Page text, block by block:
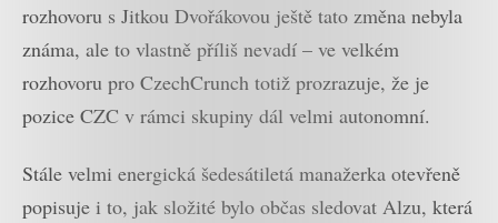
rozhovoru s Jitkou Dvořákovou ještě tato změna nebyla
známa, ale to vlastně příliš nevadí – ve velkém
rozhovoru pro CzechCrunch totiž prozrazuje, že je
pozice CZC v rámci skupiny dál velmi autonomní.
Stále velmi energická šedesátiletá manažerka otevřeně
popisuje i to, jak složité bylo občas sledovat Alzu, která